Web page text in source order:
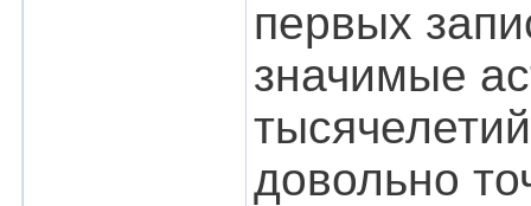
первых
значимые
довольно